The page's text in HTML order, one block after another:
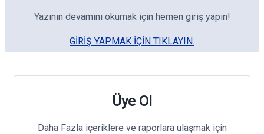
Yazının devamını okumak için hemen giriş yapın!
GIRIŞ YAPMAK IÇIN TIKLAYIN.
Üye Ol
Daha Fazla içeriklere ve raporlara ulaşmak için